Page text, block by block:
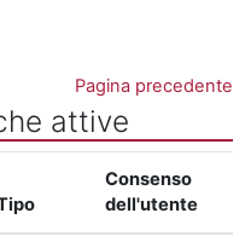
Pagina precedente
attive
Consenso
dell'utente